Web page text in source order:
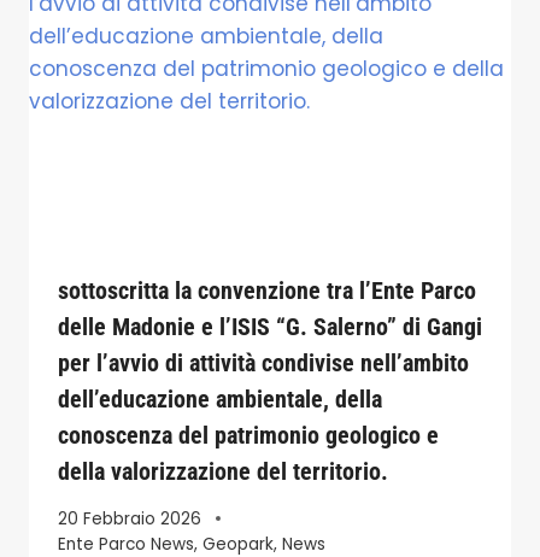
sottoscritta la convenzione tra l’Ente Parco
delle Madonie e l’ISIS “G. Salerno” di Gangi
per l’avvio di attività condivise nell’ambito
dell’educazione ambientale, della
conoscenza del patrimonio geologico e
della valorizzazione del territorio.
20 Febbraio 2026
Ente Parco News, Geopark, News